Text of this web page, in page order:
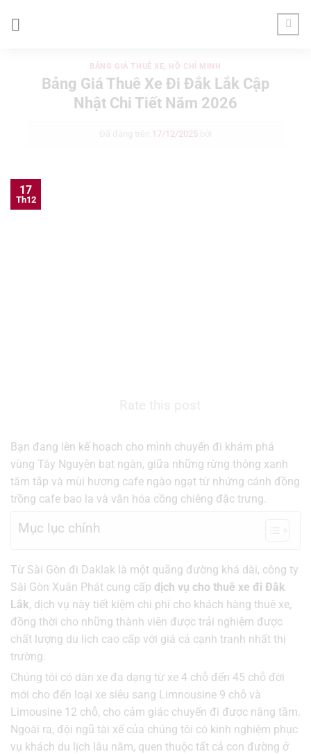
BẢNG GIÁ THUÊ XE, HỒ CHÍ MINH
Bảng Giá Thuê Xe Đi Đắk Lắk Cập
Nhật Chi Tiết Năm 2026
17/12/2025
17
Th12
Bạn đang lên kế hoạch cho mình chuyến đi khám phá
vùng Tây Nguyên bạt ngàn, giữa những rừng thông xanh
tăm tắp và mùi hương cafe ngào ngạt từ nhứng cánh đồng
trồng cafe bao la và văn hóa cồng chiêng đặc trưng.
Mục lục chính
Từ Sài Gòn đi Daklak là một quãng đường khá dài, công ty
Sài Gòn Xuân Phát cung cấp dịch vụ cho thuê xe đi Đắk
Lắk, dịch vụ này tiết kiệm chi phí cho khách hàng thuê xe,
đồng thời cho những thành viên được trải nghiệm được
chất lượng du lịch cao cấp với giá cả cạnh tranh nhất thị
trường.
Chúng tôi có dàn xe đa dạng từ xe 4 chỗ đến 45 chỗ đời
mới cho đến loại xe siêu sang Limnousine 9 chỗ và
Limousine 12 chỗ, cho cảm giác chuyến đi được nâng tầm.
Ngoài ra, đội ngũ tài xế của chúng tôi có kinh nghiệm phục
vụ khách du lịch lâu năm, quen thuộc tất cả con đường ở